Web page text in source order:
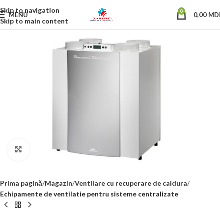
Skip to navigation
Skip to main content
MENU 0 0,00
Click to enlarge
Prima pagină Magazin Ventilare cu recuperare de caldura
Echipamente de ventilatie pentru sisteme centralizate